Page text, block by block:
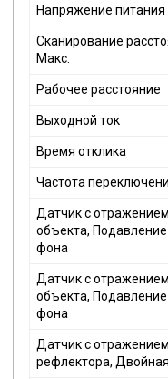
Напряжение питания
Сканирование
Макс.
Рабочее расстояние
Выходной ток
Время отклика
Частота
Датчик с
объекта, Подавление
фона
Датчик с
объекта,
фона
Датчик с
рефлектора,